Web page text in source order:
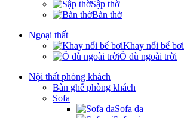
Sập thờ
Bàn thờ
Ngoại thất
Khay nổi bể bơi
Ô dù ngoài trời
Nội thất phòng khách
Bàn ghế phòng khách
Sofa
Sofa da